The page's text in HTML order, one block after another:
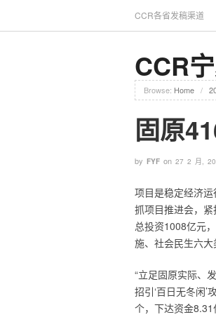
CCR各省发稿渠道
CCR
Browse: Home /
固原
by FYF on 27 2 月,
项目是稳定经济运
抓项目推进会，
总投资1008亿元
施、社会民生六大
“立足固原实际、
招引‘百日无冬闲
个，下达资金